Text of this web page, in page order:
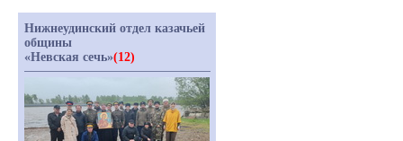
Нижнеудинский отдел казачьей
общины
«Невская сечь»(12)